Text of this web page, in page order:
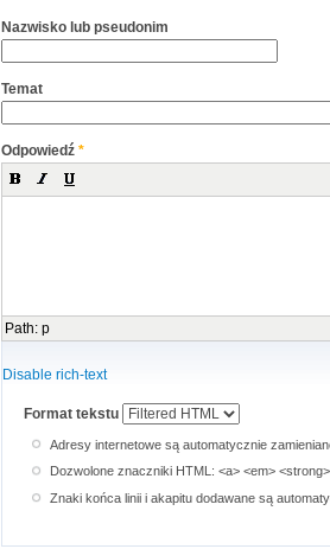
Nazwisko lub pseudonim
Temat
Odpowiedź *
Path: p
Disable rich-text
Format tekstu
Adresy internetowe są automatycznie
Dozwolone znaczniki HTML: <a> <em>
Znaki końca linii i akapitu dodawane są